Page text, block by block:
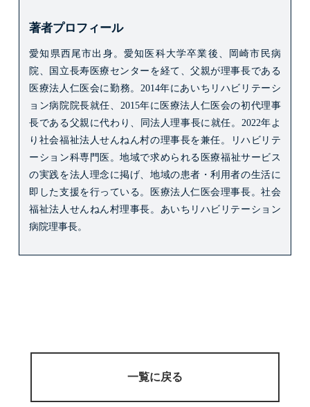
著者プロフィール
愛知県西尾市出身。愛知医科大学卒業後、岡崎市民病
院、国立長寿医療センターを経て、父親が理事長である
医療法人仁医会に勤務。 2014年にあいちリハビリテーシ
ョン病院院長就任、2015年に医療法人仁医会の初代理事
長である父親に代わり、同法人理事長に就任。 2022年よ
り社会福祉法人せんねん村の理事長を兼任。
リハビリテ
ーション科専門医。地域で求められる医療福祉サービス
の実践を法人理念に掲げ、地域の患者・利用者の生活に
即した支援を行っている。
医療法人仁医会理事長。社会
福祉法人せんねん村理事長。 あいちリハビリテーション
病院理事長。
一覧に戻る